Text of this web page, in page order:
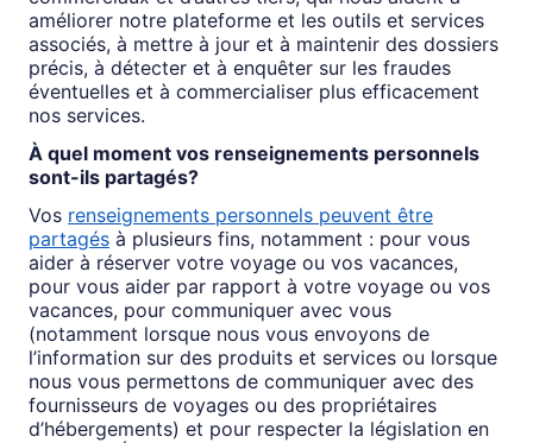
améliorer notre plateforme et les outils et services
associés, à mettre à jour et à maintenir des dossiers
précis, à détecter et à enquêter sur les fraudes
éventuelles et à commercialiser plus efficacement
nos services.
À quel moment vos renseignements personnels
sont-ils partagés?
Vos renseignements personnels peuvent être
partagés à plusieurs fins, notamment : pour vous
aider à réserver votre voyage ou vos vacances,
pour vous aider par rapport à votre voyage ou vos
vacances, pour communiquer avec vous
(notamment lorsque nous vous envoyons de
l’information sur des produits et services ou lorsque
nous vous permettons de communiquer avec des
fournisseurs de voyages ou des propriétaires
d’hébergements) et pour respecter la législation en